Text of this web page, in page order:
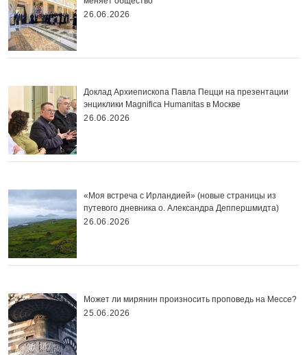
26.06.2026
Доклад Архиепископа Павла Пецци на презентации
энциклики Magnifica Нumanitas в Москве
26.06.2026
«Моя встреча с Ирландией» (новые страницы из
путевого дневника о. Александра Деппершмидта)
26.06.2026
Может ли мирянин произносить проповедь на Мессе?
25.06.2026